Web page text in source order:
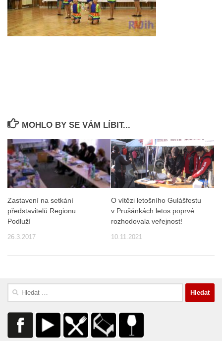
MOHLO BY SE VÁM LÍBIT...
Zastavení na setkání
představitelů Regionu
Podluží
26.3.2017
O vítězi letošního Gulášfestu
v Prušánkách letos poprvé
rozhodovala veřejnost!
10.11.2021
Vyhledávání